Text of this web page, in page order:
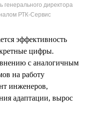
директора
РТК-Сервис
эффективность
цифры.
с аналогичным
на работу
инженеров,
адаптации, вырос